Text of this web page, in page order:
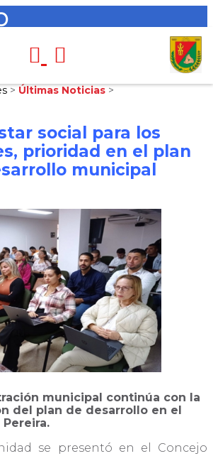
> Últimas Noticias >
social para los
prioridad en el plan
municipal
municipal continúa con la
del plan de desarrollo en el
Pereira.
se presentó en el Concejo